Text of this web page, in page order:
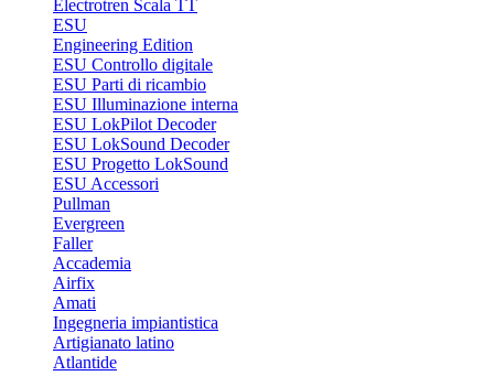
Electrotren Scala TT
ESU
Engineering Edition
ESU Controllo digitale
ESU Parti di ricambio
ESU Illuminazione interna
ESU LokPilot Decoder
ESU LokSound Decoder
ESU Progetto LokSound
ESU Accessori
Pullman
Evergreen
Faller
Accademia
Airfix
Amati
Ingegneria impiantistica
Artigianato latino
Atlantide